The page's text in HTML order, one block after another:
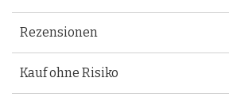
Rezensionen
Kauf ohne Risiko